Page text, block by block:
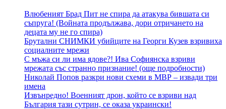
Влюбеният Брад Пит не спира да атакува бившата си
съпруга! (Войната продължава, дори отричането на
децата му не го спира)
Брутални СНИМКИ убийците на Георги Кузев взривиха
социалните мрежи
С мъжа си ли има ядове?! Ива Софиянска взриви
мрежата със странно признание! (още подробности)
Николай Попов разкри нови схеми в МВР – извади три
имена
Извънредно! Военният дрон, който се взриви над
България тази сутрин, се оказа украински!